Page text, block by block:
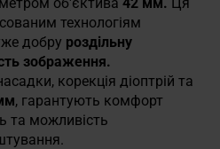
технологіям
добру роздільну
зображення.
корекція діоптрій та
, гарантують комфорт
та можливість